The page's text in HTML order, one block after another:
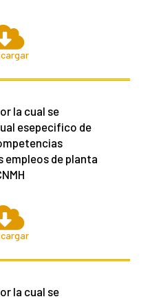
la cual se
esepecifico de
empleos de planta
la cual se